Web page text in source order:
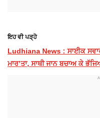
ਇਹ ਵੀ ਪੜ੍ਹੋ
Ludhiana News : ਸਾਈਕ
ਮਾਰ’ਤਾ, ਸਾਥੀ ਜਾਨ ਬਚਾਅ ਕੇ